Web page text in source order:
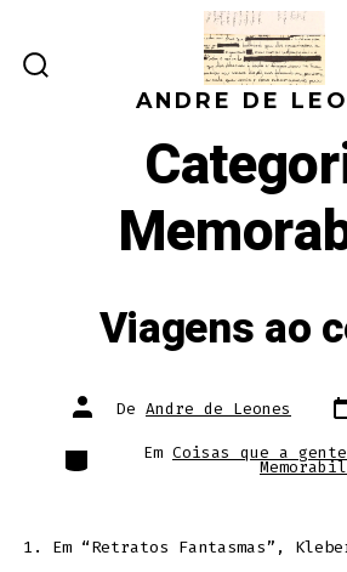
direto
PESQUISAANDRE DE
Viagens ao
Autor
do De Andre de Leones do
Categorias
Em Coisas que a
1. Em “Retratos Fantasmas”,